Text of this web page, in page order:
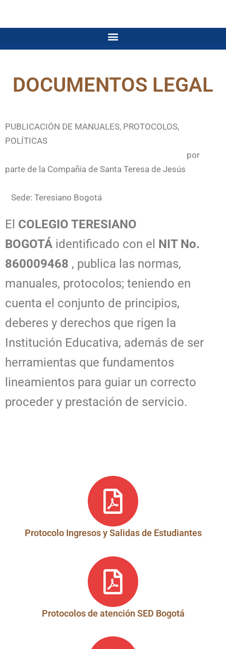
DOCUMENTOS LEGAL
PUBLICACIÓN DE MANUALES, PROTOCOLOS,
POLÍTICAS
por
parte de la Compañía de Santa Teresa de Jesús
Sede: Teresiano Bogotá
El COLEGIO TERESIANO
BOGOTÁ identificado con el NIT No.
860009468 , publica las normas,
manuales, protocolos; teniendo en
cuenta el conjunto de principios,
deberes y derechos que rigen la
Institución Educativa, además de ser
herramientas que fundamentos
lineamientos para guiar un correcto
proceder y prestación de servicio.
Protocolo Ingresos y Salidas de Estudiantes
Protocolos de atención SED Bogotá